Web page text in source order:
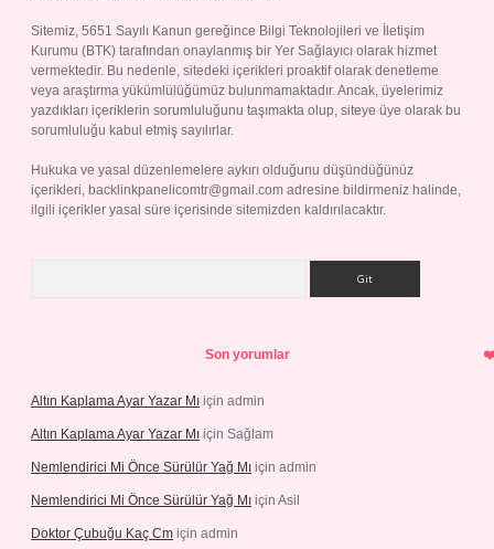
Sitemiz, 5651 Sayılı Kanun gereğince Bilgi Teknolojileri ve İletişim
Kurumu (BTK) tarafından onaylanmış bir Yer Sağlayıcı olarak hizmet
vermektedir. Bu nedenle, sitedeki içerikleri proaktif olarak denetleme
veya araştırma yükümlülüğümüz bulunmamaktadır. Ancak, üyelerimiz
yazdıkları içeriklerin sorumluluğunu taşımakta olup, siteye üye olarak bu
sorumluluğu kabul etmiş sayılırlar.
Hukuka ve yasal düzenlemelere aykırı olduğunu düşündüğünüz
içerikleri, backlinkpanelicomtr@gmail.com adresine bildirmeniz halinde,
ilgili içerikler yasal süre içerisinde sitemizden kaldırılacaktır.
Son yorumlar
Altın Kaplama Ayar Yazar Mı için admin
Altın Kaplama Ayar Yazar Mı için Sağlam
Nemlendirici Mi Önce Sürülür Yağ Mı için admin
Nemlendirici Mi Önce Sürülür Yağ Mı için Asil
Doktor Çubuğu Kaç Cm için admin